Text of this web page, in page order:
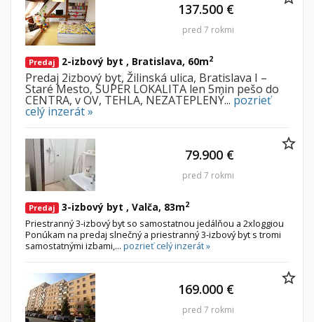
Predaj 2-izbový byt , Bratislava, 60m2
Predaj 2izbový byt, Žilinská ulica, Bratislava I –
Staré Mesto, SUPER LOKALITA len 5min pešo do
CENTRA, v OV, TEHLA, NEZATEPLENÝ... pozrieť
celý inzerát »
137.500 €
pred 7 rokmi
Predaj 3-izbový byt , Valča, 83m2
Priestranný 3-izbový byt so samostatnou jedálňou a 2xloggiou
Ponúkam na predaj slnečný a priestranný 3-izbový byt s tromi
samostatnými izbami,... pozrieť celý inzerát »
79.900 €
pred 7 rokmi
169.000 €
pred 7 rokmi